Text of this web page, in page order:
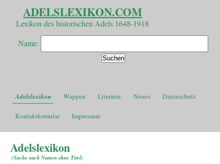
ADELSLEXIKON.COM
Lexikon des historischen Adels 1648-1918
Name:
Adelslexikon Wappen Literatur Neues Datenschutz
Kontaktformular Impressum
Adelslexikon
(Suche nach Namen ohne Titel)